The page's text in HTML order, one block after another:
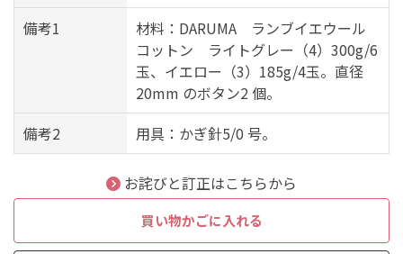
備考1
材料：DARUMA ランブイエウール
コットン ライトグレー（4）300g/6
玉、イエロー（3）185g/4玉。直径
20mm のボタン2 個。
備考2
用具：かぎ針5/0 号。
お詫びと訂正はこちらから
買い物かごに入れる